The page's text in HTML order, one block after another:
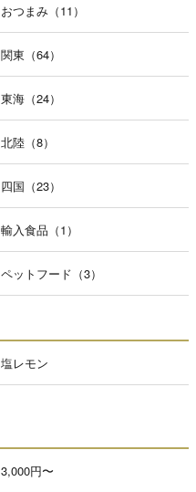
おつまみ（11）
関東（64）
東海（24）
北陸（8）
四国（23）
輸入食品（1）
ペットフード（3）
塩レモン
3,000円〜